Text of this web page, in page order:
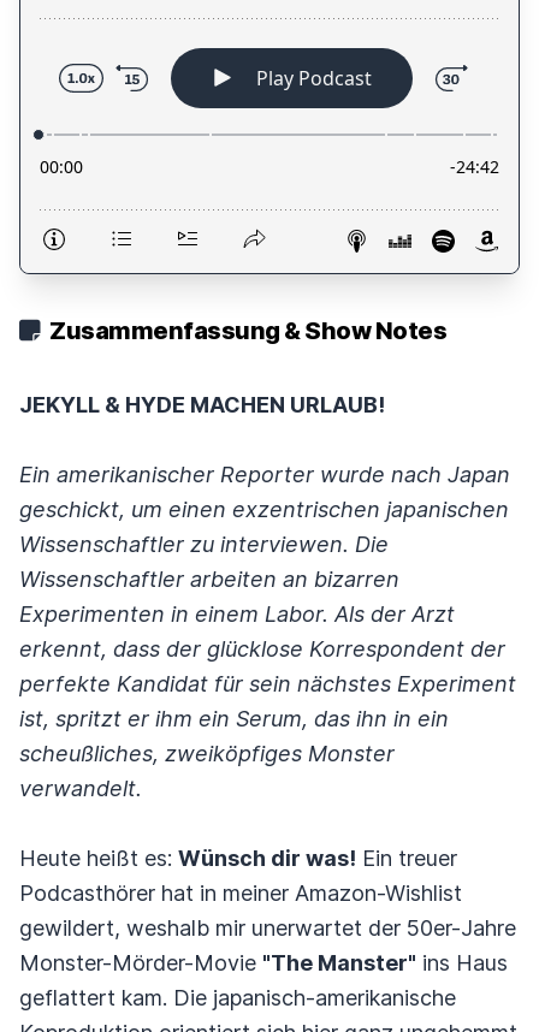
Zusammenfassung & Show Notes
JEKYLL & HYDE MACHEN URLAUB!
Ein amerikanischer Reporter wurde nach Japan
geschickt, um einen exzentrischen japanischen
Wissenschaftler zu interviewen. Die
Wissenschaftler arbeiten an bizarren
Experimenten in einem Labor. Als der Arzt
erkennt, dass der glücklose Korrespondent der
perfekte Kandidat für sein nächstes Experiment
ist, spritzt er ihm ein Serum, das ihn in ein
scheußliches, zweiköpfiges Monster
verwandelt.
Heute heißt es: Wünsch dir was! Ein treuer
Podcasthörer hat in meiner Amazon-Wishlist
gewildert, weshalb mir unerwartet der 50er-Jahre
Monster-Mörder-Movie "The Manster" ins Haus
geflattert kam. Die japanisch-amerikanische